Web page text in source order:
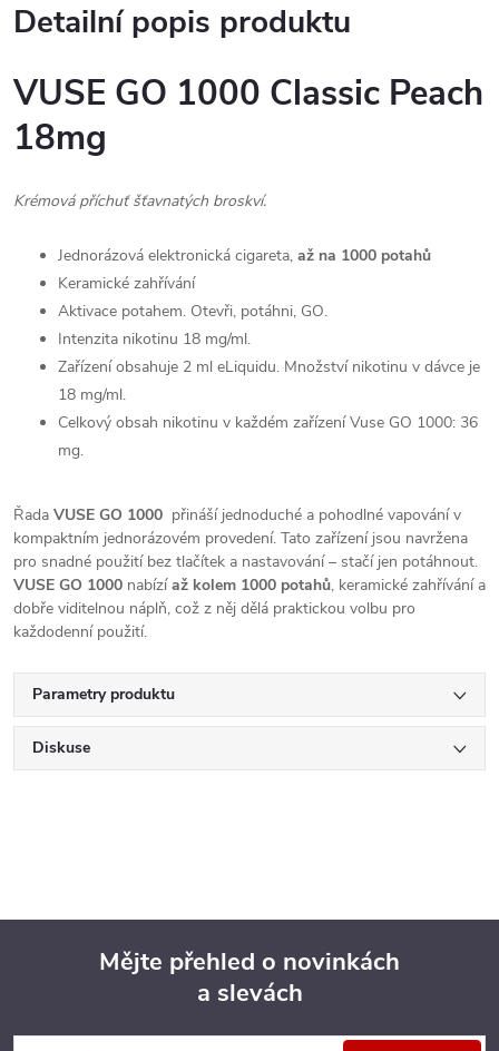
Detailní popis produktu
VUSE GO 1000 Classic Peach
18mg
Krémová příchuť šťavnatých broskví.
Jednorázová elektronická cigareta, až na 1000 potahů
Keramické zahřívání
Aktivace potahem. Otevři, potáhni, GO.
Intenzita nikotinu 18 mg/ml.
Zařízení obsahuje 2 ml eLiquidu. Množství nikotinu v dávce je
18 mg/ml.
Celkový obsah nikotinu v každém zařízení Vuse GO 1000: 36
mg.
Řada VUSE GO 1000 přináší jednoduché a pohodlné vapování v
kompaktním jednorázovém provedení. Tato zařízení jsou navržena
pro snadné použití bez tlačítek a nastavování – stačí jen potáhnout.
VUSE GO 1000 nabízíaž kolem 1000 potahů, keramické zahřívání a
dobře viditelnou náplň, což z něj dělá praktickou volbu pro
každodenní použití.
Parametry produktu
Diskuse
Mějte přehled o novinkách
a slevách